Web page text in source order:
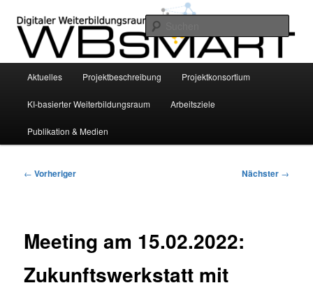
primären
Inhalt
springenWBsmart
INVITE Project – Bildungswissenschaftliche Grundlegung eines smarten KI-
basierten digitalen Weiterbildungsraums für die Altenhilfe mittels
personalisierter Empfehlungssysteme
Aktuelles Projektbeschreibung Projektkonsortium
KI-basierter Weiterbildungsraum Arbeitsziele
Publikation & Medien
Beitragsnavigation
← Vorheriger Nächster →
Meeting am 15.02.2022:
Zukunftswerkstatt mit